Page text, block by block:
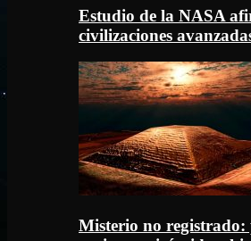
Estudio de la NASA
civilizaciones
Misterio no registrado: